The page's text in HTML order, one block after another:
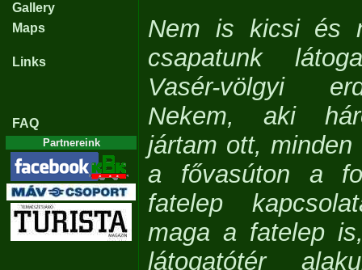
Gallery
Maps
Links
FAQ
Partnereink
Nem is kicsi és
csapatunk
Vasér-völgyi
Nekem, aki
jártam ott,
a fővasúton a
fatelep
maga a fatelep
látogatótér